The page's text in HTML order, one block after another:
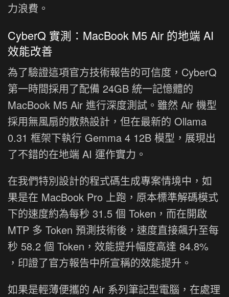
力浪費。
CyberQ 實測：MacBook M5 Air 的地端 AI
效能改善
為了驗證這項官方技術報告的可信度，CyberQ
第一時間採用了配備 24GB 統一記憶體的
MacBook M5 Air 進行深度測試。雖然 Air 機型
採用無風扇的散熱設計，但在最新的 Ollama
0.31 框架下執行 Gemma 4 12B 模型，展現出
了不錯的在地端 AI 運作實力。
在我們特別設計的程式碼生成專案情境中，如
果是在 MacBook Pro 上跑，原本標準解碼模式
下的速度約為每秒 31.5 個 Token，而在開啟
MTP 多 Token 預測技術後，速度直接飆升至每
秒 58.2 個 Token，效能提升幅度高達 84.8%
，印證了官方報告中所宣稱的效能提升。
如果是輕薄便攜的 Air 系列筆記型電腦，在處理